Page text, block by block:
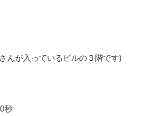
んが入っているビルの３階です)
秒